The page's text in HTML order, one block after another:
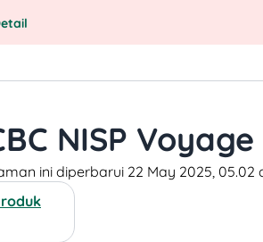
NISP
ini diperbarui 22 May 2025,